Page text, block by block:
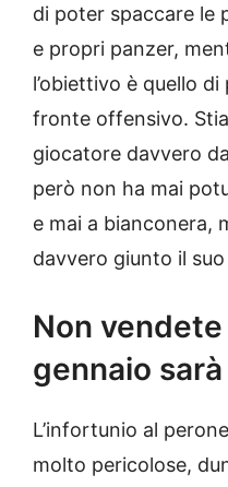
di poter spaccare le
e propri panzer,
l’obiettivo è quello
fronte offensivo.
giocatore davvero
però non ha mai
e mai a bianconera,
davvero giunto il
Non
gennaio
L’infortunio al
molto pericolose,